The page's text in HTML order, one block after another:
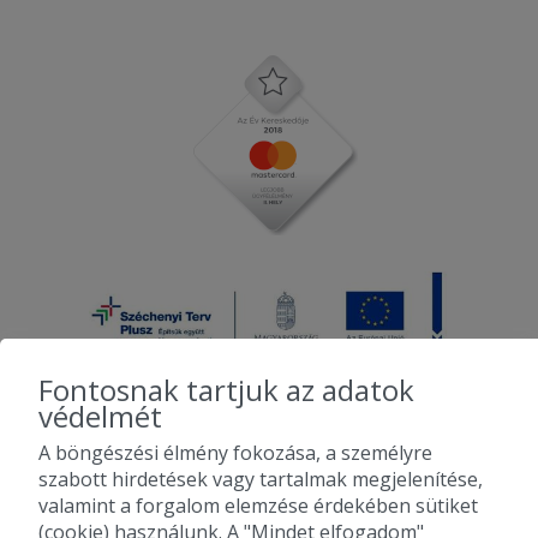
2010-2026 Copyright - Falatozz.hu - Diston-line Kft.
Pizza, gyros, hamburger, menük kedvező áron, egy helyen az összes
Fontosnak tartjuk az adatok
védelmét
A böngészési élmény fokozása, a személyre
szabott hirdetések vagy tartalmak megjelenítése,
valamint a forgalom elemzése érdekében sütiket
(cookie) használunk. A "Mindet elfogadom"